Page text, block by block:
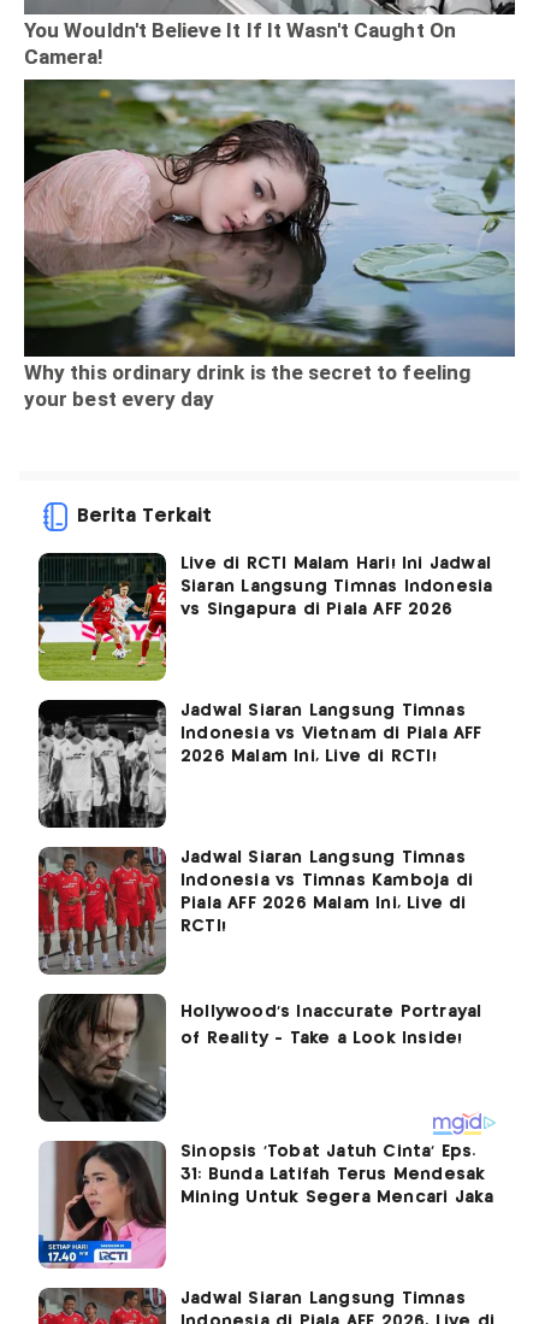
Berita Terkait
Live di RCTI Malam Hari! Ini Jadwal
Siaran Langsung Timnas Indonesia
vs Singapura di Piala AFF 2026
Jadwal Siaran Langsung Timnas
Indonesia vs Vietnam di Piala AFF
2026 Malam Ini, Live di RCTI!
Jadwal Siaran Langsung Timnas
Indonesia vs Timnas Kamboja di
Piala AFF 2026 Malam Ini, Live di
RCTI!
Sinopsis 'Tobat Jatuh Cinta' Eps.
31: Bunda Latifah Terus Mendesak
Mining Untuk Segera Mencari Jaka
Jadwal Siaran Langsung Timnas